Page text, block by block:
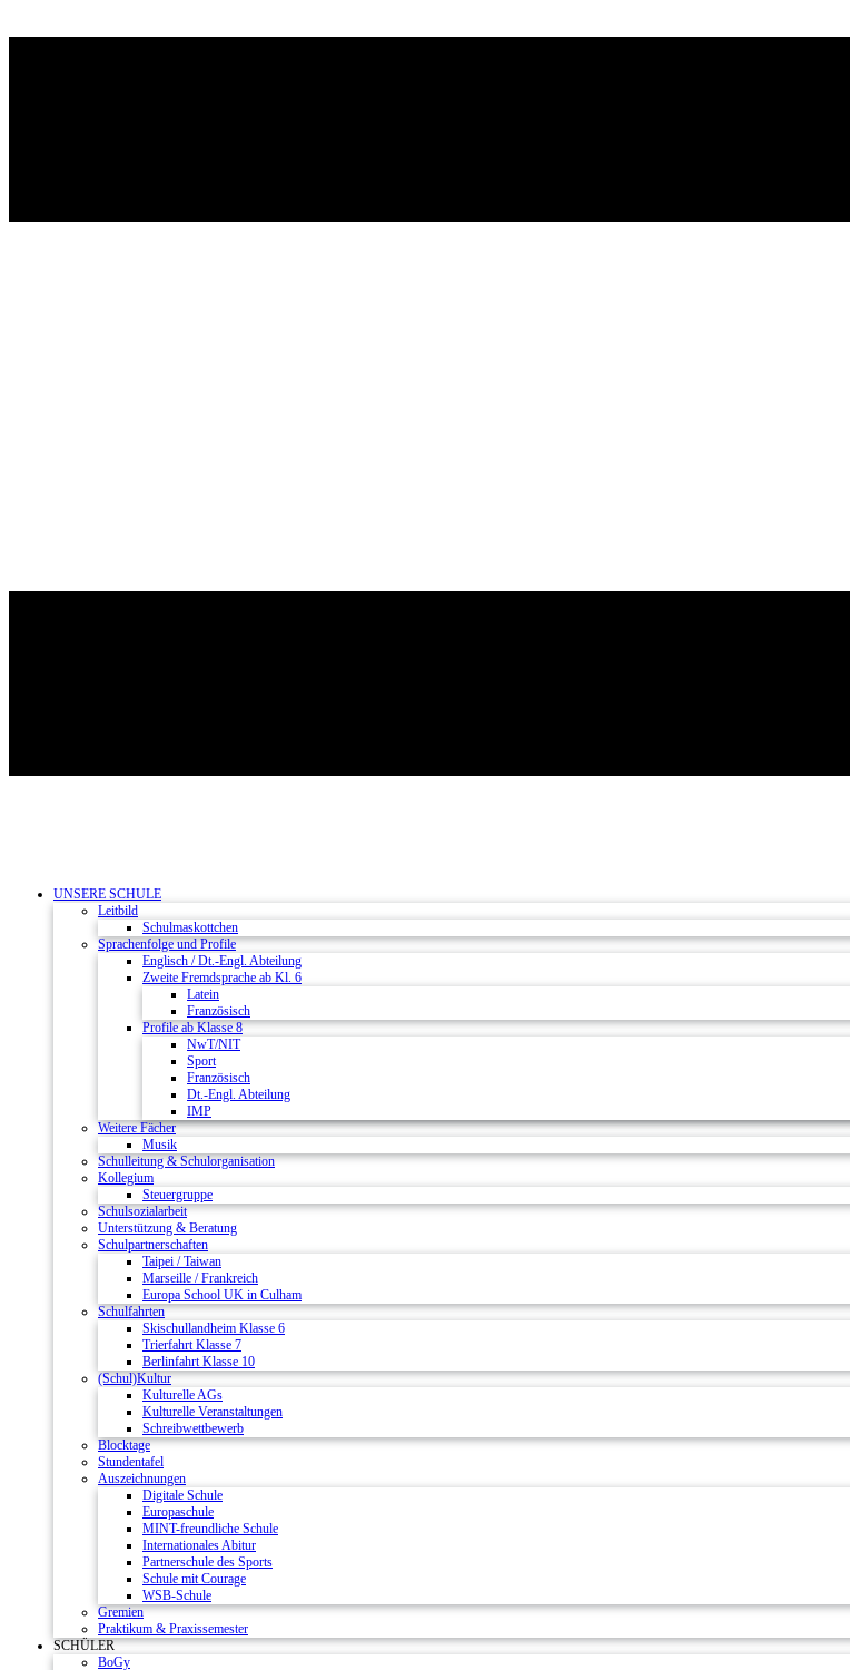
UNSERE SCHULE
Leitbild
Schulmaskottchen
Sprachenfolge und Profile
Englisch / Dt.-Engl. Abteilung
Zweite Fremdsprache ab Kl. 6
Latein
Französisch
Profile ab Klasse 8
NwT/NIT
Sport
Französisch
Dt.-Engl. Abteilung
IMP
Weitere Fächer
Musik
Schulleitung & Schulorganisation
Kollegium
Steuergruppe
Schulsozialarbeit
Unterstützung & Beratung
Schulpartnerschaften
Taipei / Taiwan
Marseille / Frankreich
Europa School UK in Culham
Schulfahrten
Skischullandheim Klasse 6
Trierfahrt Klasse 7
Berlinfahrt Klasse 10
(Schul)Kultur
Kulturelle AGs
Kulturelle Veranstaltungen
Schreibwettbewerb
Blocktage
Stundentafel
Auszeichnungen
Digitale Schule
Europaschule
MINT-freundliche Schule
Internationales Abitur
Partnerschule des Sports
Schule mit Courage
WSB-Schule
Gremien
Praktikum & Praxissemester
SCHÜLER
BoGy